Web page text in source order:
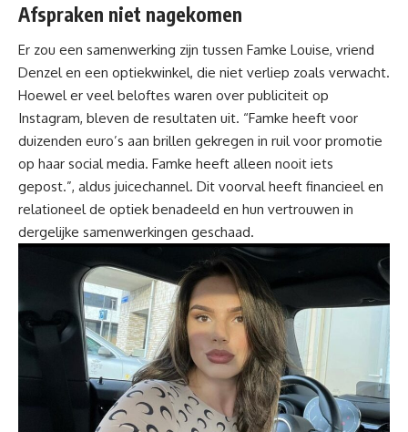
Afspraken niet nagekomen
Er zou een samenwerking zijn tussen Famke Louise, vriend
Denzel en een optiekwinkel, die niet verliep zoals verwacht.
Hoewel er veel beloftes waren over publiciteit op
Instagram, bleven de resultaten uit. “Famke heeft voor
duizenden euro’s aan brillen gekregen in ruil voor promotie
op haar social media. Famke heeft alleen nooit iets
gepost.”, aldus juicechannel. Dit voorval heeft financieel en
relationeel de optiek benadeeld en hun vertrouwen in
dergelijke samenwerkingen geschaad.